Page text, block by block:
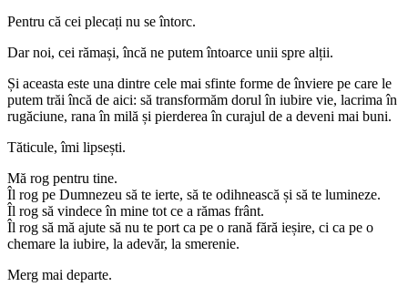
Pentru că cei plecați nu se întorc.
Dar noi, cei rămași, încă ne putem întoarce unii spre alții.
Și aceasta este una dintre cele mai sfinte forme de înviere pe care le
putem trăi încă de aici: să transformăm dorul în iubire vie, lacrima în
rugăciune, rana în milă și pierderea în curajul de a deveni mai buni.
Tăticule, îmi lipsești.
Mă rog pentru tine.
Îl rog pe Dumnezeu să te ierte, să te odihnească și să te lumineze.
Îl rog să vindece în mine tot ce a rămas frânt.
Îl rog să mă ajute să nu te port ca pe o rană fără ieșire, ci ca pe o
chemare la iubire, la adevăr, la smerenie.
Merg mai departe.